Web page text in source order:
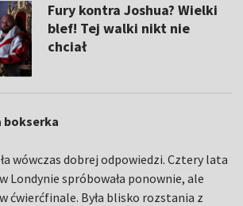
Fury kontra Joshua? Wielki
blef! Tej walki nikt nie
chciał
bokserka
wówczas dobrej odpowiedzi. Cztery lata
Londynie spróbowała ponownie, ale
ćwierćfinale. Była blisko rozstania z